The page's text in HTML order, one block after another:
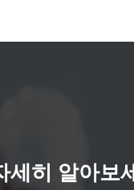
세히 알아보